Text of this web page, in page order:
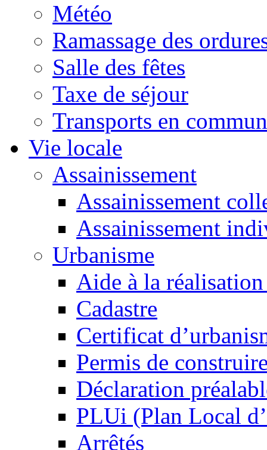
Météo
Ramassage des
Salle des fêtes
Taxe de séjour
Transports en commun
Vie locale
Assainissement
Assainissement
Assainissement
Urbanisme
Aide à la réalisation
Cadastre
Certificat
Permis de
Déclaration
PLUi (Plan Local
Arrêtés